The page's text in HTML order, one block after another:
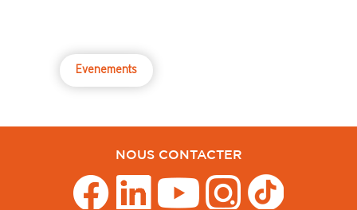
Evenements
NOUS CONTACTER